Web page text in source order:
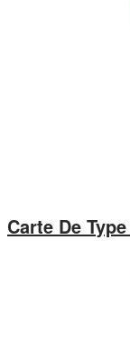
Carte De